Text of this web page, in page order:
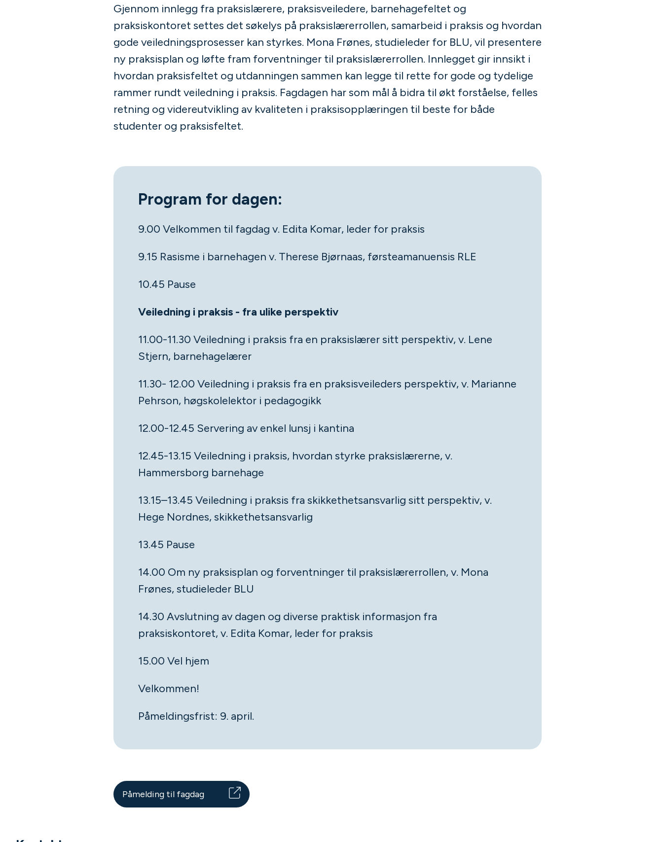
Gjennom innlegg fra praksislærere, praksisveiledere, barnehagefeltet og
praksiskontoret settes det søkelys på praksislærerrollen, samarbeid i praksis og hvordan
gode veiledningsprosesser kan styrkes. Mona Frønes, studieleder for BLU, vil presentere
ny praksisplan og løfte fram forventninger til praksislærerrollen. Innlegget gir innsikt i
hvordan praksisfeltet og utdanningen sammen kan legge til rette for gode og tydelige
rammer rundt veiledning i praksis. Fagdagen har som mål å bidra til økt forståelse, felles
retning og videreutvikling av kvaliteten i praksisopplæringen til beste for både
studenter og praksisfeltet.
Program for dagen:
9.00 Velkommen til fagdag v. Edita Komar, leder for praksis
9.15 Rasisme i barnehagen v. Therese Bjørnaas, førsteamanuensis RLE
10.45 Pause
Veiledning i praksis - fra ulike perspektiv
11.00-11.30 Veiledning i praksis fra en praksislærer sitt perspektiv, v. Lene
Stjern, barnehagelærer
11.30- 12.00 Veiledning i praksis fra en praksisveileders perspektiv, v. Marianne
Pehrson, høgskolelektor i pedagogikk
12.00-12.45 Servering av enkel lunsj i kantina
12.45-13.15 Veiledning i praksis, hvordan styrke praksislærerne, v.
Hammersborg barnehage
13.15–13.45 Veiledning i praksis fra skikkethetsansvarlig sitt perspektiv, v.
Hege Nordnes, skikkethetsansvarlig
13.45 Pause
14.00 Om ny praksisplan og forventninger til praksislærerrollen, v. Mona
Frønes, studieleder BLU
14.30 Avslutning av dagen og diverse praktisk informasjon fra
praksiskontoret, v. Edita Komar, leder for praksis
15.00 Vel hjem
Velkommen!
Påmeldingsfrist: 9. april.
Påmelding til fagdag